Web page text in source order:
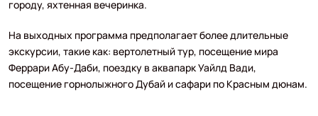
городу, яхтенная вечеринка.
На выходных программа предполагает более длительные
экскурсии, такие как: вертолетный тур, посещение мира
Феррари Абу-Даби, поездку в аквапарк Уайлд Вади,
посещение горнолыжного Дубай и сафари по Красным дюнам.